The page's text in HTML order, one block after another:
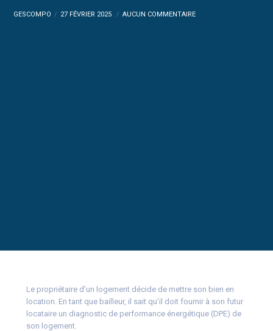
GESCOMPO 27 FÉVRIER 2025 AUCUN COMMENTAIRE
Le propriétaire d’un logement décide de mettre son bien en
location. En tant que bailleur, il sait qu’il doit fournir à son futur
locataire un diagnostic de performance énergétique (DPE) de
son logement.